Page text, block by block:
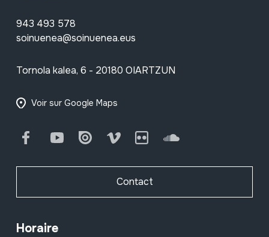
943 493 578
soinuenea@soinuenea.eus
Tornola kalea, 6 - 20180 OIARTZUN
Voir sur Google Maps
FacebookYoutube Issuu Vimeo Flickr SoundCloud
Contact
Horaire